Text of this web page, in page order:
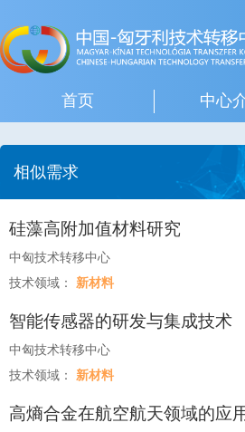
首页 中心
相似需求
硅藻高附加值材料研究
中匈技术转移中心
技术领域： 新材料
智能传感器的研发与集成技术
中匈技术转移中心
技术领域： 新材料
高熵合金在航空航天领域的应